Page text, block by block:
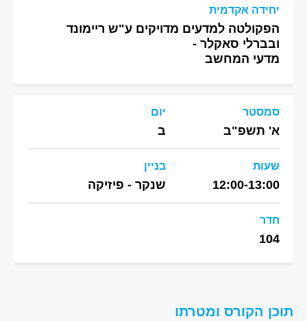
יחידה אקדמית
הפקולטה למדעים מדויקים ע"ש ריימונד
ובברלי סאקלר -
מדעי המחשב
סמסטר
א' תשפ"ב
יום
ב
שעות
12:00-13:00
בניין
שנקר - פיזיקה
חדר
104
תוכן הקורס ומטרתו